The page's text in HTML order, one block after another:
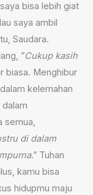
bisa lebih giat
saya ambil
Saudara.
”Cukup kasih
biasa. Menghibur
kelemahan
semua,
di dalam
.” Tuhan
kamu bisa
hidupmu maju